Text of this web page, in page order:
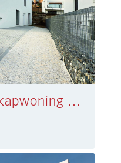
Twee-onder-een-kapwoning Riviera del Sol € 585.000,-